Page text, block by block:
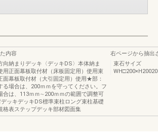
内容
向納まりデッキ〈デッキDS〉本体納ま
正面幕板取付材（床板固定用）使用束
面幕板取付材（大引固定用）使用★部：
る場合は、200ｍｍを守ってください。フ
合は、113ｍｍ∼200ｍｍの範囲で調整可
ッキデッキDS標準束柱ロング束柱基礎
格表ステップデッキ部材図面集
右ページから抽出
束石サイズ